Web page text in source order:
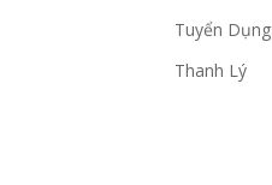
Tuyển Dụng
Thanh Lý